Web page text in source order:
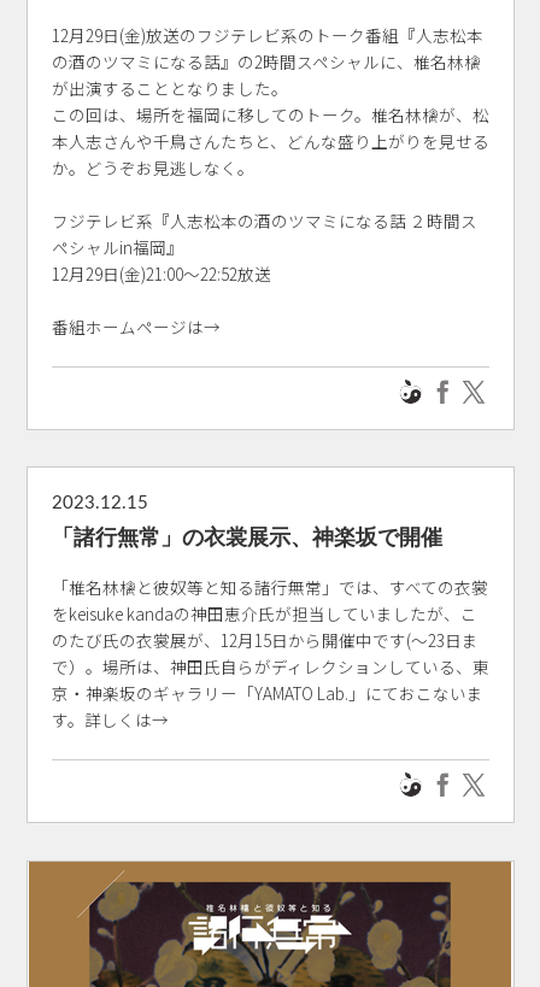
12月29日(金)放送のフジテレビ系のトーク番組『人志松本
の酒のツマミになる話』の2時間スペシャルに、椎名林檎
が出演することとなりました。
この回は、場所を福岡に移してのトーク。椎名林檎が、松
本人志さんや千鳥さんたちと、どんな盛り上がりを見せる
か。どうぞお見逃しなく。
フジテレビ系『人志松本の酒のツマミになる話 ２時間ス
ペシャルin福岡』
12月29日(金)21:00～22:52放送
番組ホームページは→
2023.12.15
「諸行無常」の衣裳展示、神楽坂で開催
「椎名林檎と彼奴等と知る諸行無常」では、すべての衣裳
をkeisuke kandaの神田恵介氏が担当していましたが、こ
のたび氏の衣裳展が、12月15日から開催中です(～23日ま
で）。場所は、神田氏自らがディレクションしている、東
京・神楽坂のギャラリー「YAMATO Lab.」にておこないま
す。詳しくは→